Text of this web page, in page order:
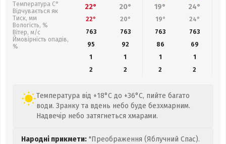
Температура С°
Відчувається як
Тиск, мм
Вологість, %
Вітер, м/с
Ймовірність опадів,
%
22° 20° 19° 24°
22° 20° 19° 24°
763
763 763 763
95
92 86 69
1
1 1
1
2
2 2 2
Температура від +18°C до +36°C, пийте багато
води. Зранку та вдень небо буде безхмарним.
Надвечір небо затягнеться хмарами.
Народні прикмети: "Преображення (Яблучний Спас).